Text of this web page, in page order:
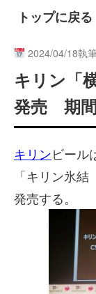
トップに戻る
2024/04/18執
キリン「
発売 期間
キリンビール
「キリン氷
発売する。